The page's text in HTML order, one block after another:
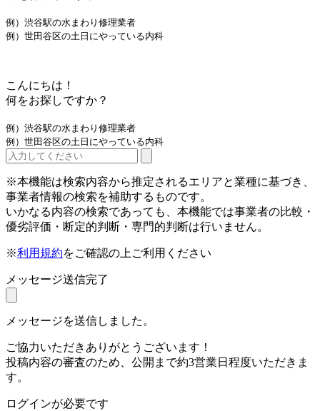
例）渋谷駅の水まわり修理業者
例）世田谷区の土日にやっている内科
こんにちは！
何をお探しですか？
例）渋谷駅の水まわり修理業者
例）世田谷区の土日にやっている内科
※本機能は検索内容から推定されるエリアと業種に基づき、
事業者情報の検索を補助するものです。
いかなる内容の検索であっても、本機能では事業者の比較・
優劣評価・断定的判断・専門的判断は行いません。
※利用規約をご確認の上ご利用ください
メッセージ送信完了
メッセージを送信しました。
ご協力いただきありがとうございます！
投稿内容の審査のため、公開まで約3営業日程度いただきま
す。
ログインが必要です